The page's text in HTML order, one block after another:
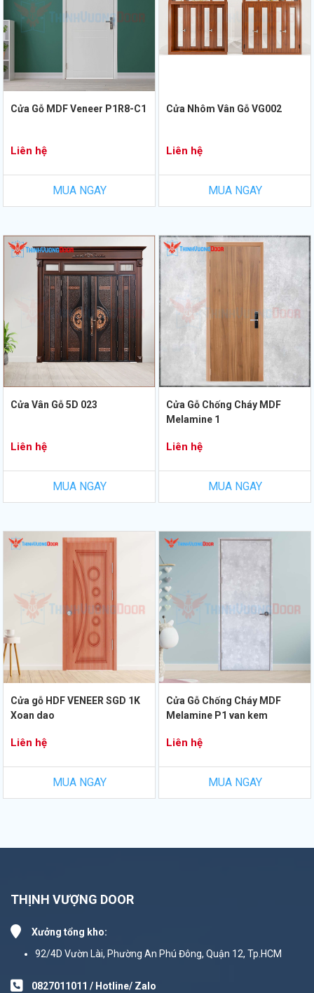
Cửa Gỗ MDF Veneer P1R8-C1
Liên hệ
MUA NGAY
Cửa Nhôm Vân Gỗ VG002
Liên hệ
MUA NGAY
Cửa Vân Gỗ 5D 023
Liên hệ
MUA NGAY
Cửa Gỗ Chống Cháy MDF
Melamine 1
Liên hệ
MUA NGAY
Cửa gỗ HDF VENEER SGD 1K
Xoan dao
Liên hệ
MUA NGAY
Cửa Gỗ Chống Cháy MDF
Melamine P1 van kem
Liên hệ
MUA NGAY
THỊNH VƯỢNG DOOR
Xưởng tổng kho:
92/4D Vườn Lài, Phường An Phú Đông, Quận 12, Tp.HCM
0827011011 / Hotline/ Zalo